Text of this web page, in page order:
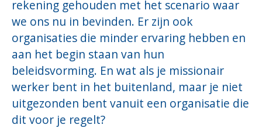
rekening gehouden met het scenario waar
we ons nu in bevinden. Er zijn ook
organisaties die minder ervaring hebben en
aan het begin staan van hun
beleidsvorming. En wat als je missionair
werker bent in het buitenland, maar je niet
uitgezonden bent vanuit een organisatie die
dit voor je regelt?